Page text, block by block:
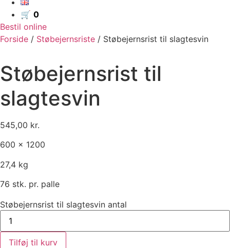
🛒 0
Bestil online
Forside / Støbejernsriste / Støbejernsrist til slagtesvin
Støbejernsrist til
slagtesvin
545,00 kr.
600 x 1200
27,4 kg
76 stk. pr. palle
Støbejernsrist til slagtesvin antal
Tilføj til kurv